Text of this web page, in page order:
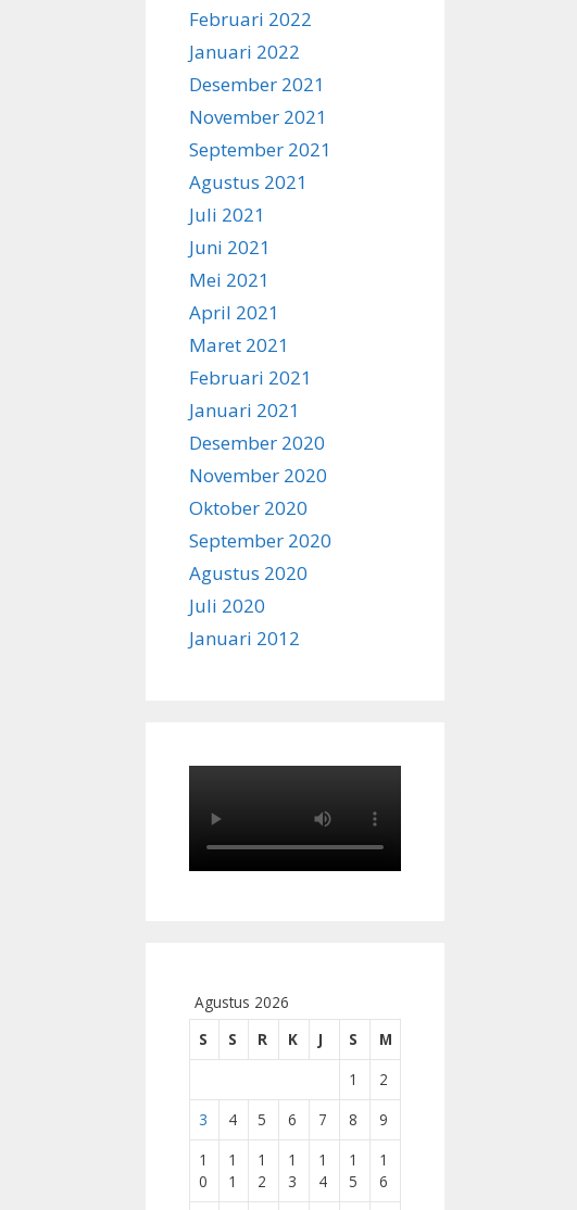
Februari 2022
Januari 2022
Desember 2021
November 2021
September 2021
Agustus 2021
Juli 2021
Juni 2021
Mei 2021
April 2021
Maret 2021
Februari 2021
Januari 2021
Desember 2020
November 2020
Oktober 2020
September 2020
Agustus 2020
Juli 2020
Januari 2012
Agustus 2026
S
S R K J S
M
1
2
3
4 5 6 7 8
9
1
0
1
1
1
2
1
3
1
4
1
5
1
6